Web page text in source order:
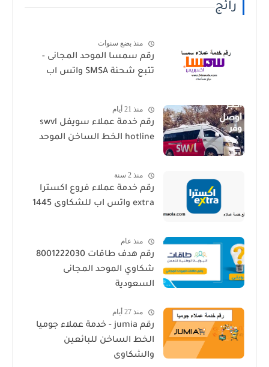
رائج
منذ بضع سنوات
رقم سمسا الموحد المجانى -
تتبع شحنة SMSA واتس اب
منذ 21 أيام
رقم خدمة عملاء سويفل swvl
hotline الخط الساخن الموحد
منذ 2 سنة
رقم خدمة عملاء فروع اكسترا
extra واتس اب للشكاوى 1445
منذ عام
رقم هدف طاقات 8001222030
شكاوي الموحد المجانى
السعودية
منذ 27 أيام
رقم jumia - خدمة عملاء جوميا
الخط الساخن للبائعين
والشكاوى